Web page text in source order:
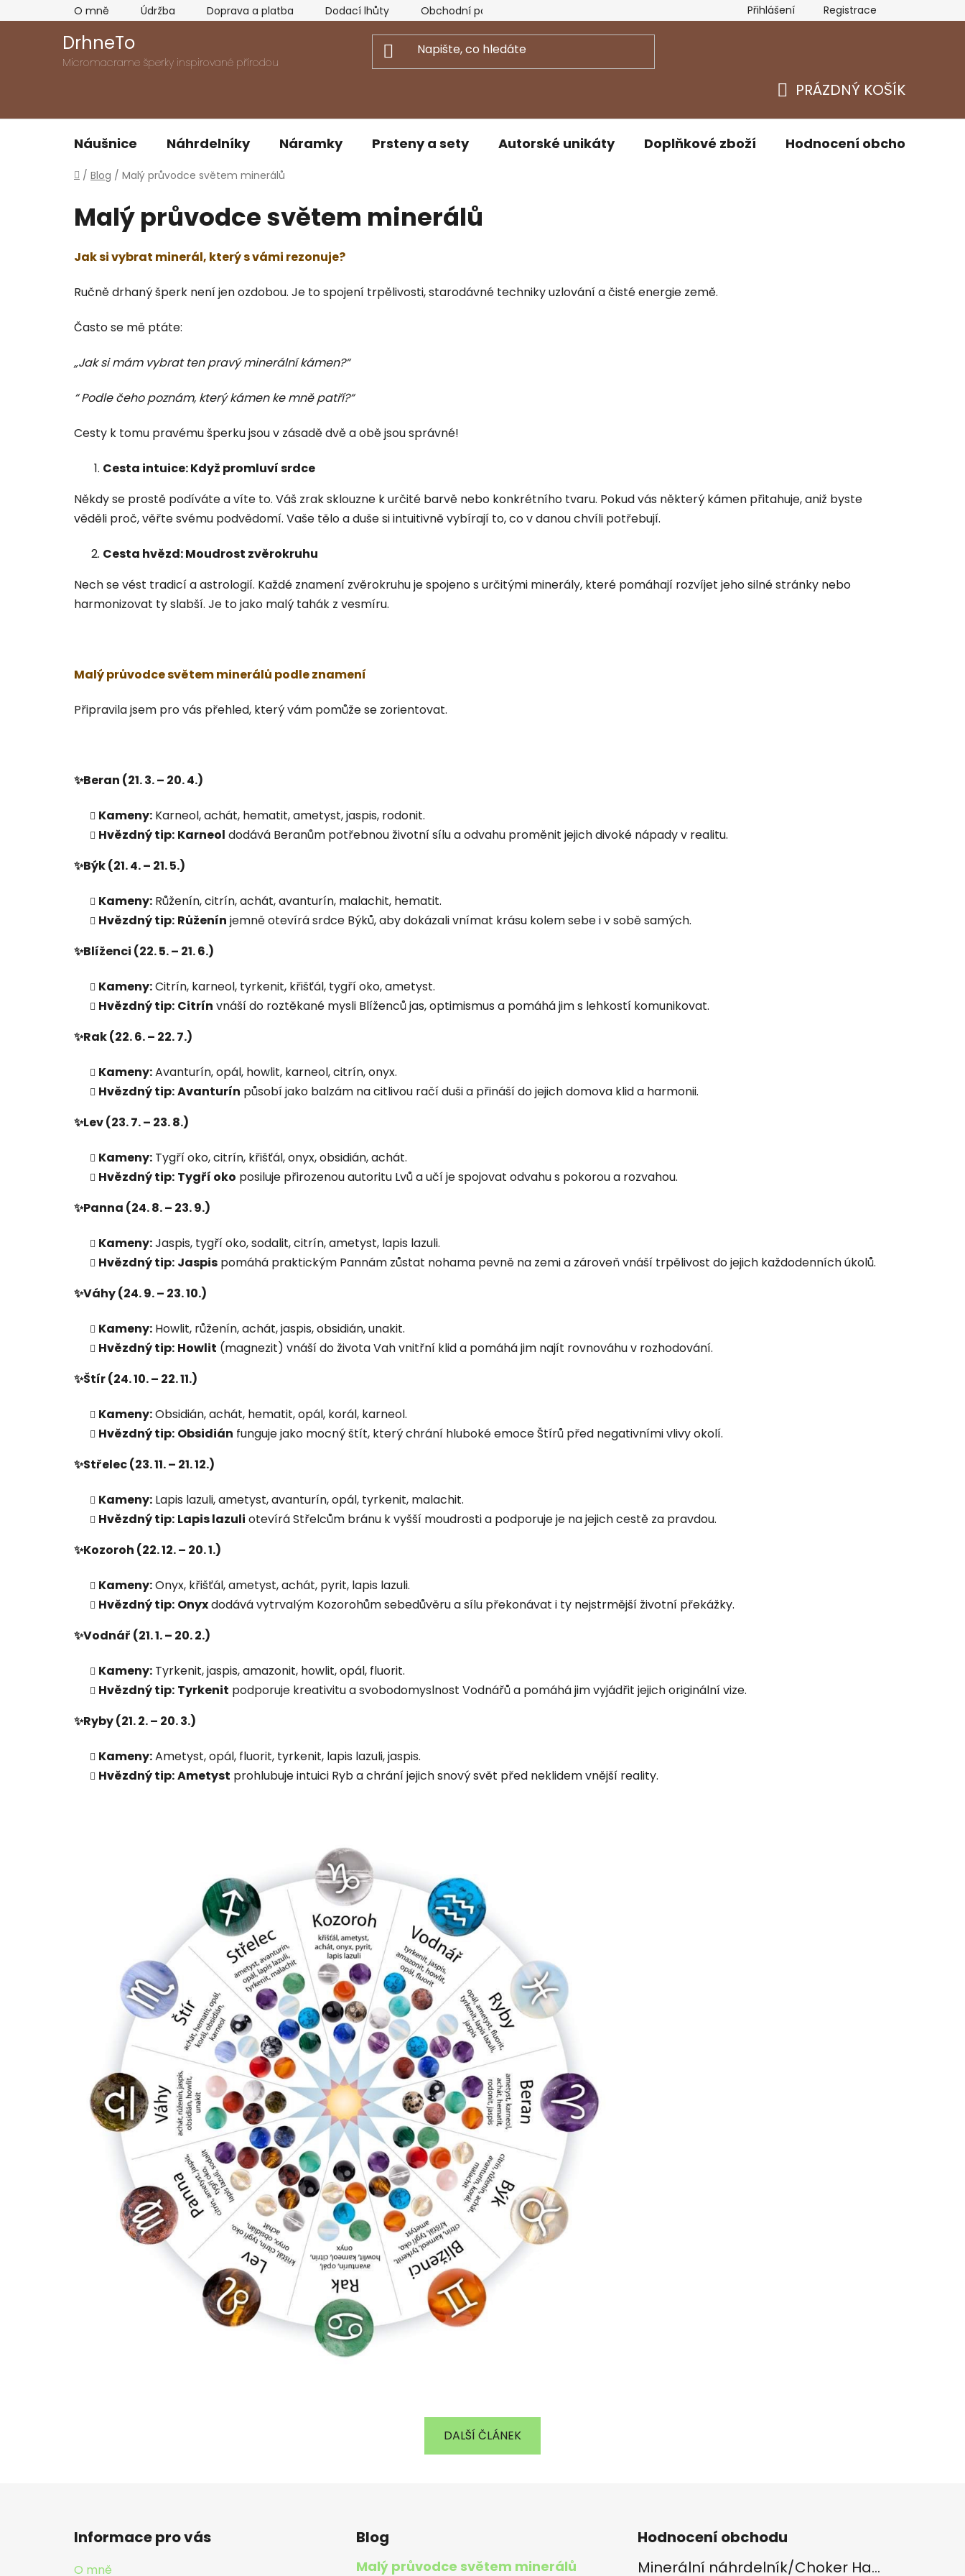
na
O mně Údržba Doprava a platba Dodací lhůty Obchodní podmínky Kontakty
Přihlášení Registrace
DrhneTo
Micromacrame šperky inspirované přírodou
KOŠÍK
PRÁZDNÝ KOŠÍK
Náušnice Náhrdelníky Náramky Prsteny a sety Autorské unikáty Doplňkové zboží Hodnocení obchodu
Domů
/ Blog / Malý průvodce světem minerálů
Malý průvodce světem minerálů
Jak si vybrat minerál, který s vámi rezonuje?
Ručně drhaný šperk není jen ozdobou. Je to spojení trpělivosti, starodávné techniky uzlování a čisté energie země.
Často se mě ptáte:
„Jak si mám vybrat ten pravý minerální kámen?“
“ Podle čeho poznám, který kámen ke mně patří?“
Cesty k tomu pravému šperku jsou v zásadě dvě a obě jsou správné!
Cesta intuice: Když promluví srdce
Někdy se prostě podíváte a víte to. Váš zrak sklouzne k určité barvě nebo konkrétního tvaru. Pokud vás některý kámen přitahuje, aniž byste
věděli proč, věřte svému podvědomí. Vaše tělo a duše si intuitivně vybírají to, co v danou chvíli potřebují.
Cesta hvězd: Moudrost zvěrokruhu
Nech se vést tradicí a astrologií. Každé znamení zvěrokruhu je spojeno s určitými minerály, které pomáhají rozvíjet jeho silné stránky nebo
harmonizovat ty slabší. Je to jako malý tahák z vesmíru.
Malý průvodce světem minerálů podle znamení
Připravila jsem pro vás přehled, který vám pomůže se zorientovat.
✨Beran (21. 3. – 20. 4.)
Kameny: Karneol, achát, hematit, ametyst, jaspis, rodonit.
Hvězdný tip: Karneol dodává Beranům potřebnou životní sílu a odvahu proměnit jejich divoké nápady v realitu.
✨Býk (21. 4. – 21. 5.)
Kameny: Růženín, citrín, achát, avanturín, malachit, hematit.
Hvězdný tip: Růženín jemně otevírá srdce Býků, aby dokázali vnímat krásu kolem sebe i v sobě samých.
✨Blíženci (22. 5. – 21. 6.)
Kameny:Citrín, karneol, tyrkenit, křišťál, tygří oko, ametyst.
Hvězdný tip: Citrín vnáší do roztěkané mysli Blíženců jas, optimismus a pomáhá jim s lehkostí komunikovat.
✨Rak (22. 6. – 22. 7.)
Kameny:Avanturín, opál, howlit, karneol, citrín, onyx.
Hvězdný tip:Avanturín působí jako balzám na citlivou račí duši a přináší do jejich domova klid a harmonii.
✨Lev (23. 7. – 23. 8.)
Kameny: Tygří oko, citrín, křišťál, onyx, obsidián, achát.
Hvězdný tip: Tygří oko posiluje přirozenou autoritu Lvů a učí je spojovat odvahu s pokorou a rozvahou.
✨Panna (24. 8. – 23. 9.)
Kameny:Jaspis, tygří oko, sodalit, citrín, ametyst, lapis lazuli.
Hvězdný tip: Jaspis pomáhá praktickým Pannám zůstat nohama pevně na zemi a zároveň vnáší trpělivost do jejich každodenních úkolů.
✨Váhy (24. 9. – 23. 10.)
Kameny: Howlit, růženín, achát, jaspis, obsidián, unakit.
Hvězdný tip: Howlit (magnezit) vnáší do života Vah vnitřní klid a pomáhá jim najít rovnováhu v rozhodování.
✨Štír (24. 10. – 22. 11.)
Kameny:Obsidián, achát, hematit, opál, korál, karneol.
Hvězdný tip: Obsidián funguje jako mocný štít, který chrání hluboké emoce Štírů před negativními vlivy okolí.
✨Střelec (23. 11. – 21. 12.)
Kameny: Lapis lazuli, ametyst, avanturín, opál, tyrkenit, malachit.
Hvězdný tip: Lapis lazuli otevírá Střelcům bránu k vyšší moudrosti a podporuje je na jejich cestě za pravdou.
✨Kozoroh (22. 12. – 20. 1.)
Kameny:Onyx, křišťál, ametyst, achát, pyrit, lapis lazuli.
Hvězdný tip: Onyxdodává vytrvalým Kozorohům sebedůvěru a sílu překonávat i ty nejstrmější životní překážky.
✨Vodnář (21. 1. – 20. 2.)
Kameny: Tyrkenit, jaspis, amazonit, howlit, opál, fluorit.
Hvězdný tip: Tyrkenit podporuje kreativitu a svobodomyslnost Vodnářů a pomáhá jim vyjádřit jejich originální vize.
✨Ryby (21. 2. – 20. 3.)
Kameny:Ametyst, opál, fluorit, tyrkenit, lapis lazuli, jaspis.
Hvězdný tip:Ametyst prohlubuje intuici Ryb a chrání jejich snový svět před neklidem vnější reality.
DALŠÍ ČLÁNEK
Informace pro vás
O mně
Blog
Malý průvodce světem minerálů
Hodnocení obchodu
Minerální náhrdelník/Choker Hamsa/Lapis lazuli, Tygří oko, Apatit